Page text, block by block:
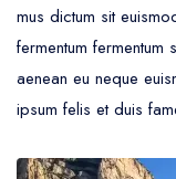
mus dictum sit
fermentum fermentum
aenean eu neque
ipsum felis et duis